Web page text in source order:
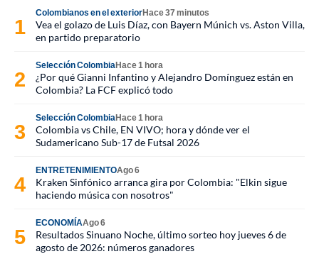
Colombianos en el exteriorHace 37 minutos
Vea el golazo de Luis Díaz, con Bayern Múnich vs. Aston Villa,
en partido preparatorio
Selección ColombiaHace 1 hora
¿Por qué Gianni Infantino y Alejandro Domínguez están en
Colombia? La FCF explicó todo
Selección ColombiaHace 1 hora
Colombia vs Chile, EN VIVO; hora y dónde ver el
Sudamericano Sub-17 de Futsal 2026
ENTRETENIMIENTOAgo 6
Kraken Sinfónico arranca gira por Colombia: "Elkin sigue
haciendo música con nosotros"
ECONOMÍAAgo 6
Resultados Sinuano Noche, último sorteo hoy jueves 6 de
agosto de 2026: números ganadores